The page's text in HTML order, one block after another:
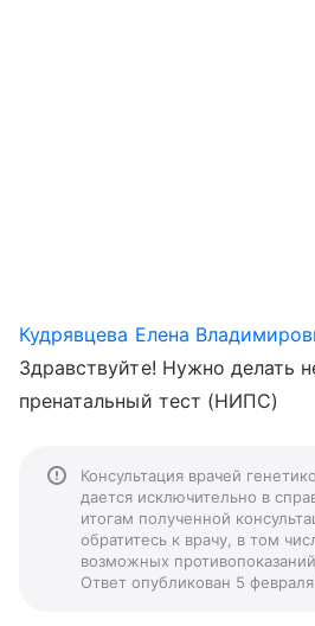
Кудрявцева Елена
Здравствуйте! Нужно делать
пренатальный тест (НИПС)
Консультация врачей
дается исключительно в
итогам полученной
обратитесь к врачу, в том
возможных
Ответ опубликован 5